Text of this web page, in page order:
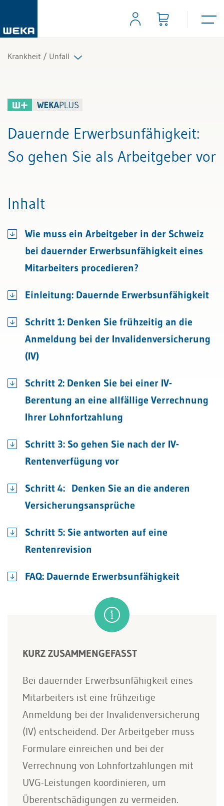
Krankheit / Unfall
Dauernde Erwerbsunfähigkeit:
So gehen Sie als Arbeitgeber vor
Inhalt
Wie muss ein Arbeitgeber in der Schweiz
bei dauernder Erwerbsunfähigkeit eines
Mitarbeiters procedieren?
Einleitung: Dauernde Erwerbsunfähigkeit
Schritt 1: Denken Sie frühzeitig an die
Anmeldung bei der Invalidenversicherung
(IV)
Schritt 2: Denken Sie bei einer IV-
Berentung an eine allfällige Verrechnung
Ihrer Lohnfortzahlung
Schritt 3: So gehen Sie nach der IV-
Rentenverfügung vor
Schritt 4: Denken Sie an die anderen
Versicherungsansprüche
Schritt 5: Sie antworten auf eine
Rentenrevision
FAQ: Dauernde Erwerbsunfähigkeit
KURZ ZUSAMMENGEFASST
Bei dauernder Erwerbsunfähigkeit eines
Mitarbeiters ist eine frühzeitige
Anmeldung bei der Invalidenversicherung
(IV) entscheidend. Der Arbeitgeber muss
Formulare einreichen und bei der
Verrechnung von Lohnfortzahlungen mit
UVG-Leistungen koordinieren, um
Überentschädigungen zu vermeiden.